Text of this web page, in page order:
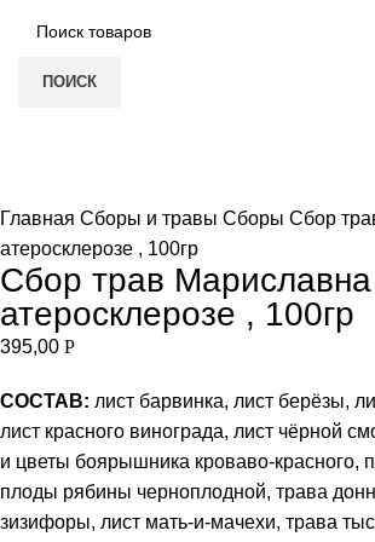
ПОИСК
Главная Сборы и травы Сборы Сбор
атеросклерозе , 100гр
Сбор трав
атеросклерозе , 100гр
395,00 Р
СОСТАВ: лист барвинка, лист берёзы,
лист красного винограда, лист чёрной
и цветы боярышника кроваво-красного,
плоды рябины черноплодной, трава
зизифоры, лист мать-и-мачехи, трава